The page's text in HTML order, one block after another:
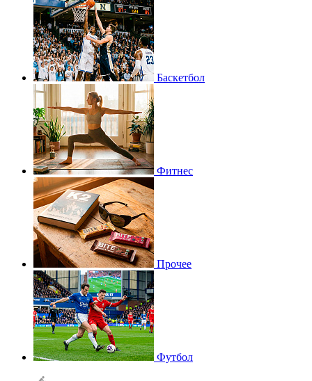
Баскетбол
Фитнес
Прочее
Футбол